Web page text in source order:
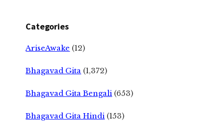
Categories
AriseAwake (12)
Bhagavad Gita (1,372)
Bhagavad Gita Bengali (653)
Bhagavad Gita Hindi (153)